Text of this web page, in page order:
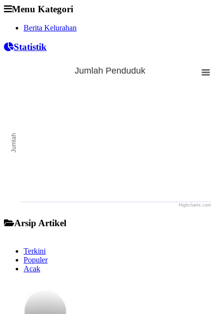
Menu Kategori
Berita Kelurahan
Statistik
Jumlah
Jumlah Penduduk
Highcharts.com
Arsip Artikel
Terkini
Populer
Acak